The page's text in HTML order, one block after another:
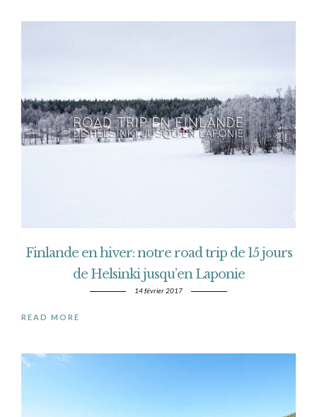
Finlande en hiver: notre road trip de 15 jours
de Helsinki jusqu’en Laponie
14 février 2017
READ MORE